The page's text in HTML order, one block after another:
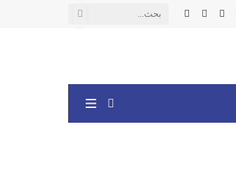
الانستغرام
يوتيوبواتساب